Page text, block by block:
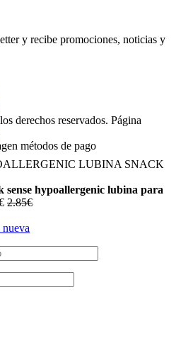
y recibe promociones, noticias y
derechos reservados. Página
sense hypoallergenic lubina para
2.85€
nueva